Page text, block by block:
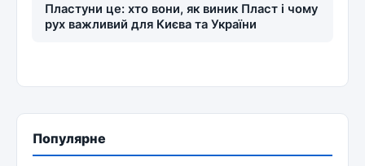
Пластуни це: хто вони, як виник Пласт і чому
рух важливий для Києва та України
Популярне